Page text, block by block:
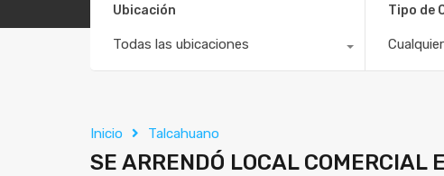
Ubicación
Todas las ubicaciones
Tipo de
Inicio Talcahuano
SE ARRENDÓ LOCAL COMERCIAL